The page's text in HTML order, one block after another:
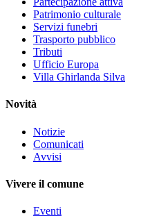
Patrimonio culturale
Servizi funebri
Trasporto pubblico
Tributi
Ufficio Europa
Villa Ghirlanda Silva
Novità
Notizie
Comunicati
Avvisi
Vivere il comune
Eventi